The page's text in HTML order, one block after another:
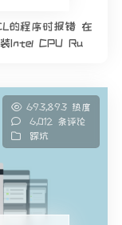
的程序时报错 在
装Intel CPU Ru
693,893 热度
6,012 条评论
踩坑